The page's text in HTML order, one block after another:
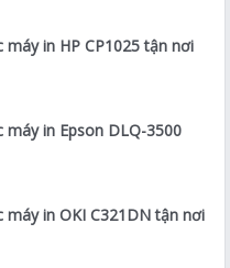
máy in HP CP1025 tận nơi
máy in Epson DLQ-3500
máy in OKI C321DN tận nơi